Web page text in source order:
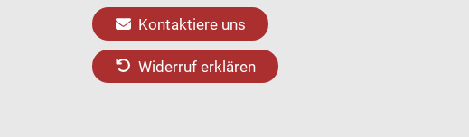
Kontaktiere uns
Widerruf erklären